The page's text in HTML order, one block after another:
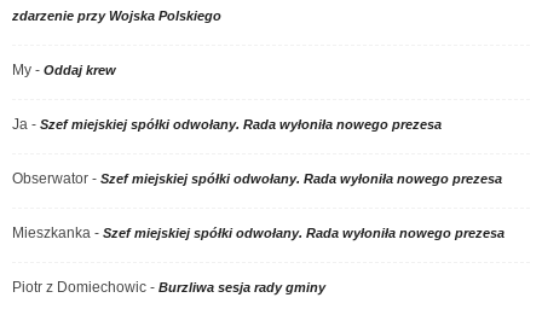
zdarzenie przy Wojska Polskiego
My - Oddaj krew
Ja - Szef miejskiej spółki odwołany. Rada wyłoniła nowego prezesa
Obserwator - Szef miejskiej spółki odwołany. Rada wyłoniła nowego prezesa
Mieszkanka - Szef miejskiej spółki odwołany. Rada wyłoniła nowego prezesa
Piotr z Domiechowic - Burzliwa sesja rady gminy